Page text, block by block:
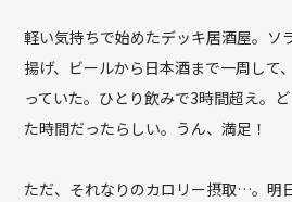
軽い気持ちで始めたデッキ居酒屋。ソ
揚げ、ビールから日本酒まで一周して
っていた。ひとり飲みで3時間超え。
た時間だったらしい。うん、満足！
ただ、それなりのカロリー摂取…。明